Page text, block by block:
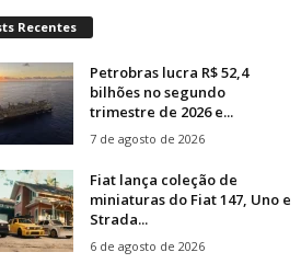
Recentes
Petrobras lucra R$ 52,4
bilhões no segundo
trimestre de 2026 e...
7 de agosto de 2026
Fiat lança coleção de
miniaturas do Fiat 147, Uno e
Strada...
6 de agosto de 2026